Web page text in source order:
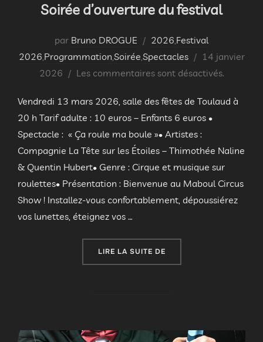
Soirée d’ouverture du festival
par Bruno DROGUE 2026,Festival
2026,Programmation,Soirée,Spectacles
Publié
le
14 janvier
2026
Les commentaires sont désactivés.
Vendredi 13 mars 2026, salle des fêtes de Toulaud à
20 h Tarif adulte : 10 euros – Enfants 6 euros •
Spectacle : « Ça roule ma boule »• Artistes :
Compagnie La Tête sur les Étoiles – Thimothée Naline
& Quentin Hubert• Genre : Cirque et musique sur
roulettes• Présentation : Bienvenue au Maboul Circus
Show ! Installez-vous confortablement, dépoussiérez
vos lunettes, éteignez vos …
LIRE LA SUITE DE« SOIRÉE D’OUVERTURE